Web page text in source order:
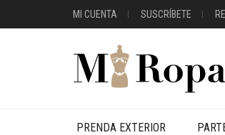
MI CUENTA SUSCRÍBETE
PRENDA EXTERIOR